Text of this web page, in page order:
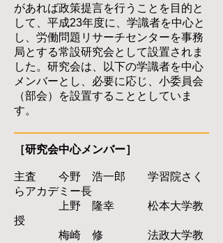
があれば政策提言を行うことを目的と
して、平成23年度に、学識者を中心と
し、労働問題リサーチセンターを事務
局とする常設研究会として設置されま
した。研究会は、以下の学識者を中心
メンバーとし、必要に応じ、小委員会
（部会）を設置することとしていま
す。
［研究会中心メンバー］
主査 今野 浩一郎 学習院さく
らアカデミー長
上野 隆幸 松本大学教
授
梅崎 修 法政大学教